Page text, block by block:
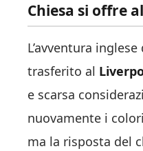
Chiesa si offre
L’avventura
trasferito al
e scarsa
nuovamente i
ma la risposta del